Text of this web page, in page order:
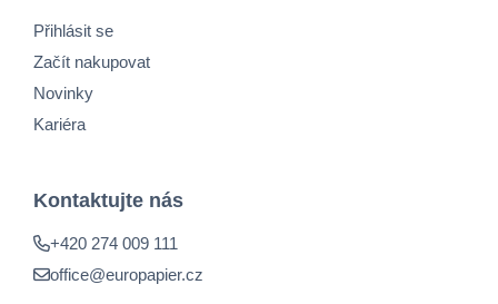
Přihlásit se
Začít nakupovat
Novinky
Kariéra
Kontaktujte nás
+420 274 009 111
office@europapier.cz